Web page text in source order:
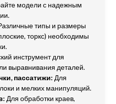
модели с надежным
типы и размеры
торкс) необходимы
инструмент для
выравнивания деталей.
пассатижи: Для
и мелких манипуляций.
Для обработки краев,